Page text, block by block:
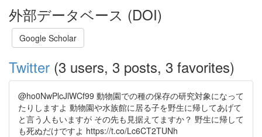
外部データベース (DOI)
Google Scholar
Twitter (3 users, 3 posts, 3 favorites)
@ho0NwPlcJlWCf99 動物園での種の保存の研究対象になって
たりしますよ 動物園や水族館に居る子を野生に帰してあげて
と言う人もいますが その先も見据えてますか？ 野生に帰して
も死ぬだけですよ https://t.co/Lc6CT2TUNh